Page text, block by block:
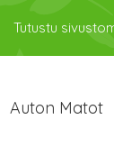
Tutustu
Auton Matot